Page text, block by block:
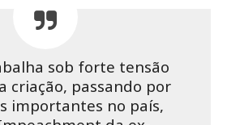
sob forte tensão
criação, passando por
importantes no país,